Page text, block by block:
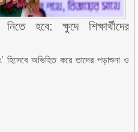
হবে: ক্ষুদে শিক্ষার্থীদের
হিসেবে অভিহিত করে তাদের পড়াশুনা ও